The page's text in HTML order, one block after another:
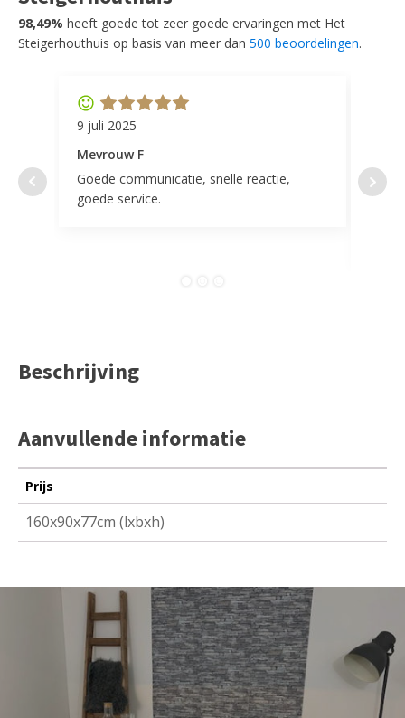
98,49% heeft goede tot zeer goede ervaringen met Het
Steigerhouthuis op basis van meer dan 500 beoordelingen.
9 juli 2025
Mevrouw F
Goede communicatie, snelle reactie,
goede service.
door
Beschrijving
Aanvullende informatie
Prijs
160x90x77cm (lxbxh)